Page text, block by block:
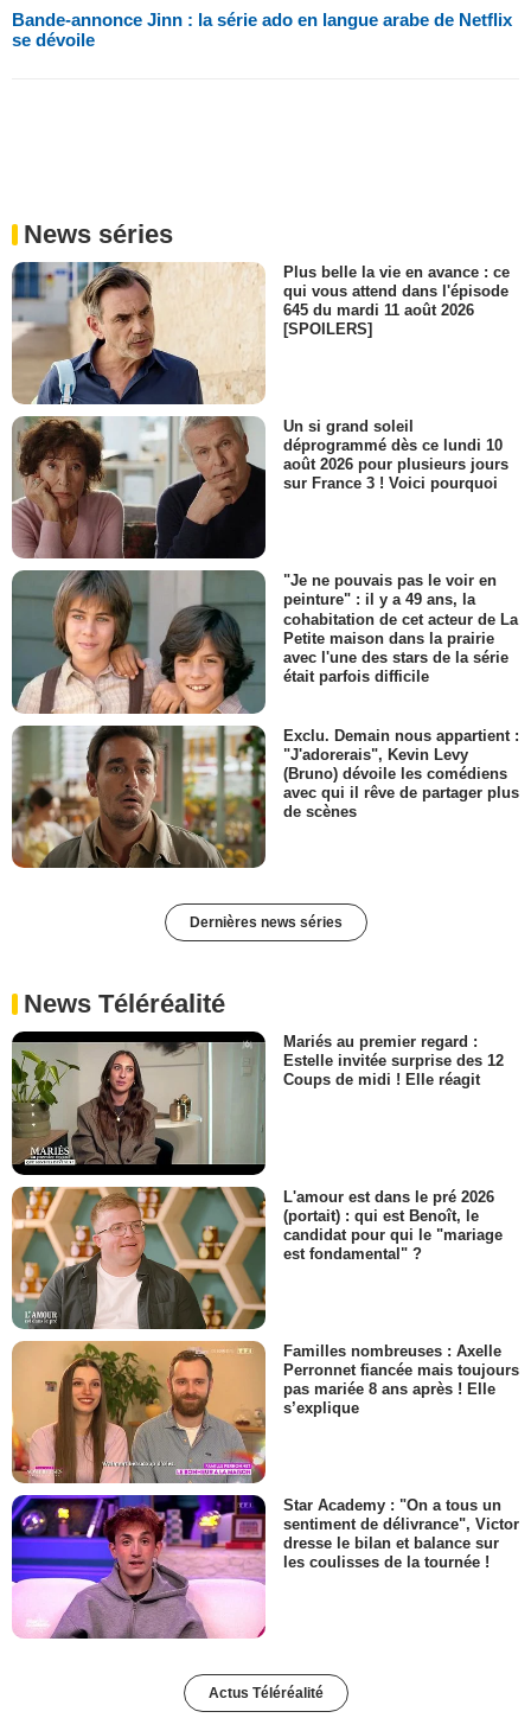
Bande-annonce Jinn : la série ado en langue arabe de Netflix
se dévoile
News séries
Plus belle la vie en avance : ce
qui vous attend dans l'épisode
645 du mardi 11 août 2026
[SPOILERS]
Un si grand soleil
déprogrammé dès ce lundi 10
août 2026 pour plusieurs jours
sur France 3 ! Voici pourquoi
"Je ne pouvais pas le voir en
peinture" : il y a 49 ans, la
cohabitation de cet acteur de La
Petite maison dans la prairie
avec l'une des stars de la série
était parfois difficile
Exclu. Demain nous appartient :
"J'adorerais", Kevin Levy
(Bruno) dévoile les comédiens
avec qui il rêve de partager plus
de scènes
Dernières news séries
News Téléréalité
Mariés au premier regard :
Estelle invitée surprise des 12
Coups de midi ! Elle réagit
L'amour est dans le pré 2026
(portait) : qui est Benoît, le
candidat pour qui le "mariage
est fondamental" ?
Familles nombreuses : Axelle
Perronnet fiancée mais toujours
pas mariée 8 ans après ! Elle
s’explique
Star Academy : "On a tous un
sentiment de délivrance", Victor
dresse le bilan et balance sur
les coulisses de la tournée !
Actus Téléréalité